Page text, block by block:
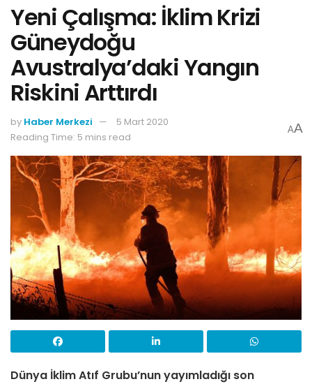
Yeni Çalışma: İklim Krizi
Güneydoğu
Avustralya’daki Yangın
Riskini Arttırdı
by Haber Merkezi
5 Mart 2020
Reading Time: 5 mins read
AA
Dünya İklim Atıf Grubu’nun yayımladığı son